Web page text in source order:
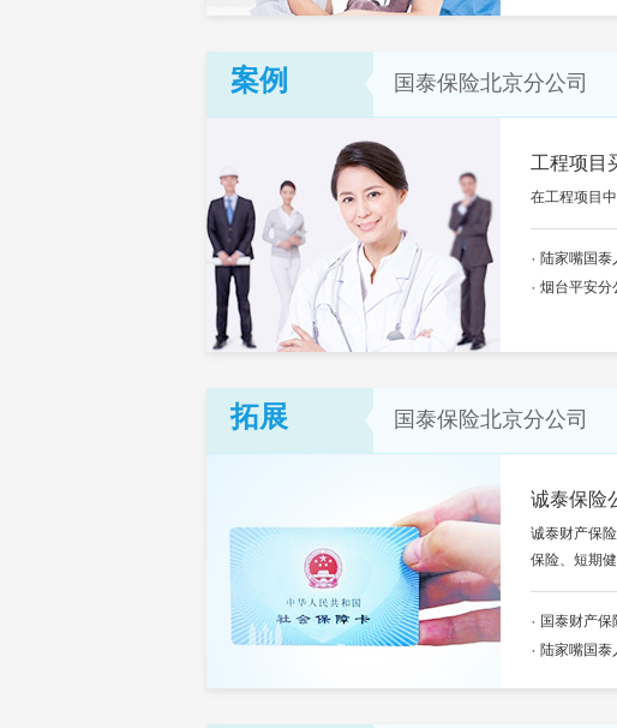
案例 国泰保险北京分公司
工程项目
在工程项目
陆家嘴国泰
烟台平安分
拓展 国泰保险北京分公司
诚泰保险
诚泰财产保
保险、短期
国泰财产
陆家嘴国泰